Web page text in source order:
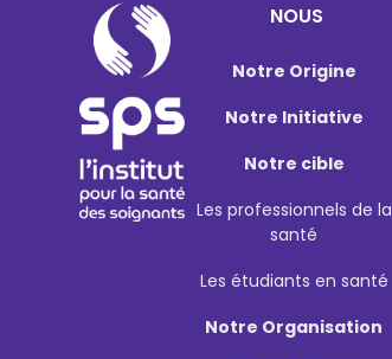
NOUS
Notre Origine
Notre Initiative
Notre cible
Les professionnels de la
santé
Les étudiants en santé
Notre Organisation